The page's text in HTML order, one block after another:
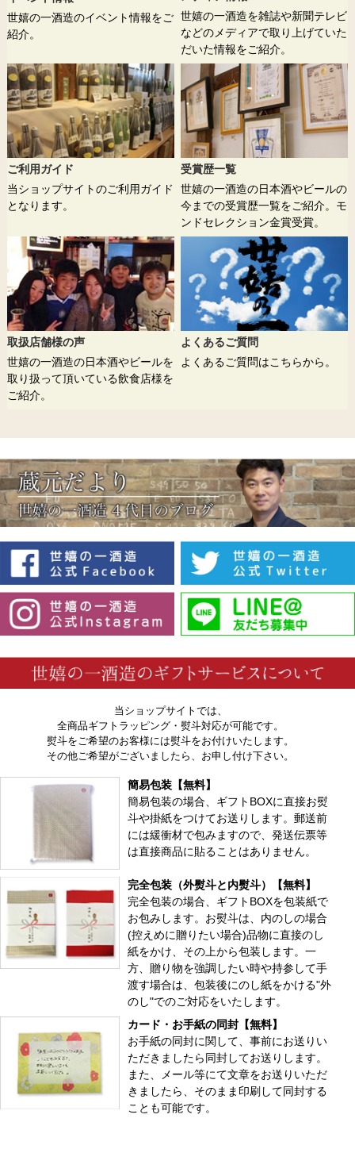
世嬉の一酒造のイベント情報をご
紹介。
世嬉の一酒造を雑誌や新聞テレビ
などのメディアで取り上げていた
だいた情報をご紹介。
ご利用ガイド
当ショップサイトのご利用ガイド
となります。
受賞歴一覧
世嬉の一酒造の日本酒やビールの
今までの受賞歴一覧をご紹介。モ
ンドセレクション金賞受賞。
取扱店舗様の声
世嬉の一酒造の日本酒やビールを
取り扱って頂いている飲食店様を
ご紹介。
よくあるご質問
よくあるご質問はこちらから。
当ショップサイトでは、
全商品ギフトラッピング・熨斗対応が可能です。
熨斗をご希望のお客様には熨斗をお付けいたします。
その他ご希望がございましたら、お申し付け下さい。
簡易包装【無料】
簡易包装の場合、ギフトBOXに直接お熨
斗や掛紙をつけてお送りします。郵送前
には緩衝材で包みますので、発送伝票等
は直接商品に貼ることはありません。
完全包装（外熨斗と内熨斗）【無料】
完全包装の場合、ギフトBOXを包装紙で
お包みします。お熨斗は、内のしの場合
(控えめに贈りたい場合)品物に直接のし
紙をかけ、その上から包装します。一
方、贈り物を強調したい時や持参して手
渡す場合は、包装後にのし紙をかける"外
のし"でのご対応をいたします。
カード・お手紙の同封【無料】
お手紙の同封に関して、事前にお送りい
ただきましたら同封してお送りします。
また、メール等にて文章をお送りいただ
きましたら、そのまま印刷して同封する
ことも可能です。